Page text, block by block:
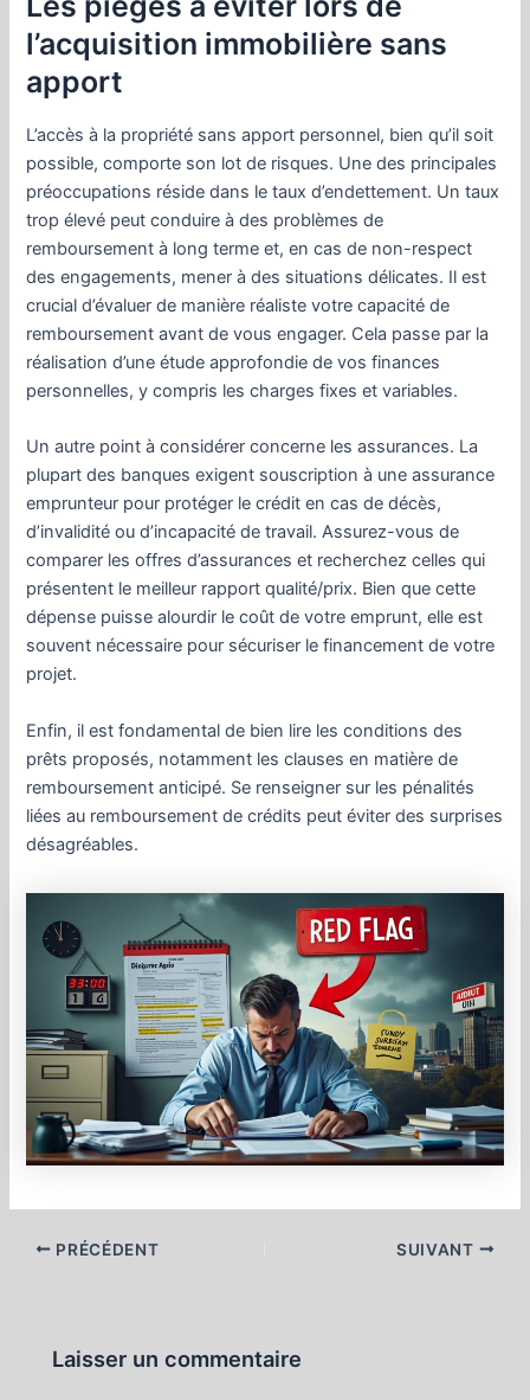
l’acquisition immobilière sans
apport
L’accès à la propriété sans apport personnel, bien qu’il soit
possible, comporte son lot de risques. Une des principales
préoccupations réside dans le taux d’endettement. Un taux
trop élevé peut conduire à des problèmes de
remboursement à long terme et, en cas de non-respect
des engagements, mener à des situations délicates. Il est
crucial d’évaluer de manière réaliste votre capacité de
remboursement avant de vous engager. Cela passe par la
réalisation d’une étude approfondie de vos finances
personnelles, y compris les charges fixes et variables.
Un autre point à considérer concerne les assurances. La
plupart des banques exigent souscription à une assurance
emprunteur pour protéger le crédit en cas de décès,
d’invalidité ou d’incapacité de travail. Assurez-vous de
comparer les offres d’assurances et recherchez celles qui
présentent le meilleur rapport qualité/prix. Bien que cette
dépense puisse alourdir le coût de votre emprunt, elle est
souvent nécessaire pour sécuriser le financement de votre
projet.
Enfin, il est fondamental de bien lire les conditions des
prêts proposés, notamment les clauses en matière de
remboursement anticipé. Se renseigner sur les pénalités
liées au remboursement de crédits peut éviter des surprises
désagréables.
NavigationPRÉCÉDENT SUIVANT
Laisser un commentaire